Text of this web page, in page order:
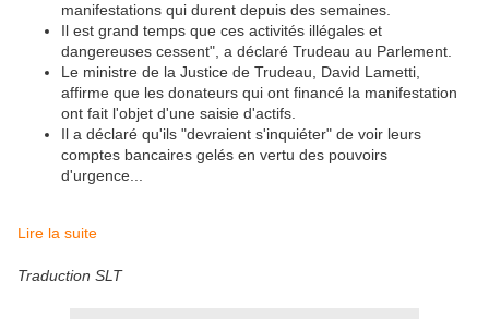
manifestations qui durent depuis des semaines.
Il est grand temps que ces activités illégales et
dangereuses cessent", a déclaré Trudeau au Parlement.
Le ministre de la Justice de Trudeau, David Lametti,
affirme que les donateurs qui ont financé la manifestation
ont fait l'objet d'une saisie d'actifs.
Il a déclaré qu'ils "devraient s'inquiéter" de voir leurs
comptes bancaires gelés en vertu des pouvoirs
d'urgence...
Lire la suite
Traduction SLT